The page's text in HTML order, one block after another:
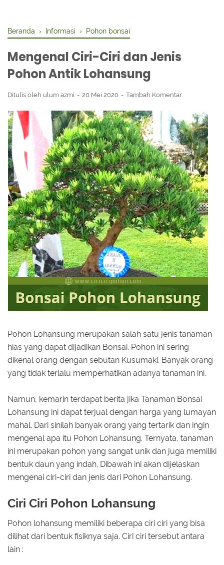
Beranda › Informasi › Pohon bonsai
Mengenal Ciri-Ciri dan Jenis
Pohon Antik Lohansung
Ditulis oleh ulum azmi 20 Mei 2020 Tambah Komentar
Pohon Lohansung merupakan salah satu jenis tanaman
hias yang dapat dijadikan Bonsai. Pohon ini sering
dikenal orang dengan sebutan Kusumaki. Banyak orang
yang tidak terlalu memperhatikan adanya tanaman ini.
Namun, kemarin terdapat berita jika Tanaman Bonsai
Lohansung ini dapat terjual dengan harga yang lumayan
mahal. Dari sinilah banyak orang yang tertarik dan ingin
mengenal apa itu Pohon Lohansung. Ternyata, tanaman
ini merupakan pohon yang sangat unik dan juga memiliki
bentuk daun yang indah. Dibawah ini akan dijelaskan
mengenai ciri-ciri dan jenis dari Pohon Lohansung.
Ciri Ciri Pohon Lohansung
Pohon lohansung memiliki beberapa ciri ciri yang bisa
dilihat dari bentuk fisiknya saja. Ciri ciri tersebut antara
lain :